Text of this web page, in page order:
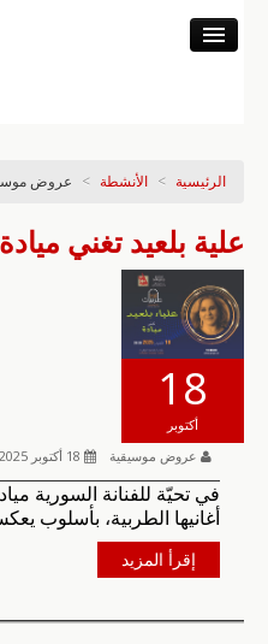
خزينة التسجيلات
النشاط الموسيقي
البرنامج والتذاكر
الرئيسية > الأنشطة > عروض
علية بلعيد تغني ميادة
18
أكتوبر
عروض موسيقية
في تحيّة للفنانة السورية
أغانيها الطربية، بأسلوب
إقرأ المزيد